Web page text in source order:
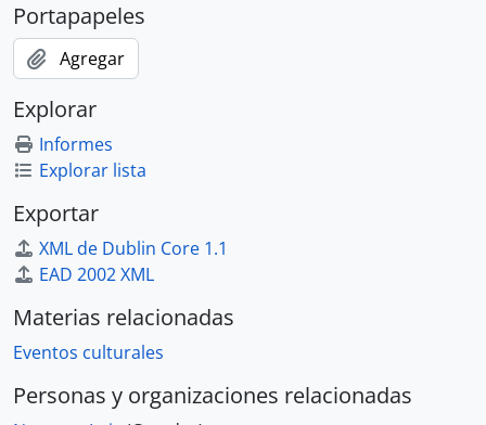
Portapapeles
Agregar
Explorar
Informes
Explorar lista
Exportar
XML de Dublin Core 1.1
EAD 2002 XML
Materias relacionadas
Eventos culturales
Personas y organizaciones relacionadas